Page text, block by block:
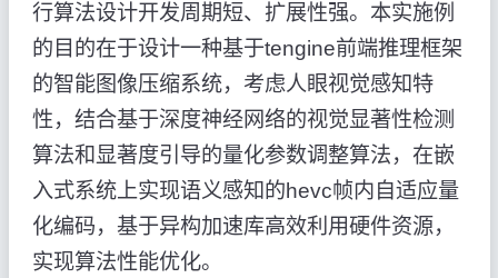
行算法设计开发周期短、扩展性强。本实施例
的目的在于设计一种基于tengine前端推理框架
的智能图像压缩系统，考虑人眼视觉感知特
性，结合基于深度神经网络的视觉显著性检测
算法和显著度引导的量化参数调整算法，在嵌
入式系统上实现语义感知的hevc帧内自适应量
化编码，基于异构加速库高效利用硬件资源，
实现算法性能优化。